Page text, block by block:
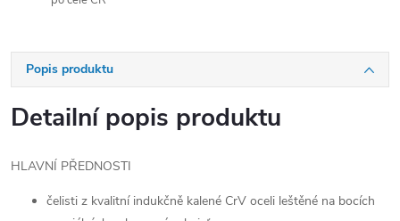
Popis produktu
Detailní popis produktu
HLAVNÍ PŘEDNOSTI
čelisti z kvalitní indukčně kalené CrV oceli leštěné na bocích